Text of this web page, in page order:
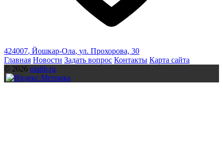
424007, Йошкар-Ола, ул. Прохорова, 30
Главная Новости Задать вопрос Контакты Карта сайта
© 2026 olalib.ru